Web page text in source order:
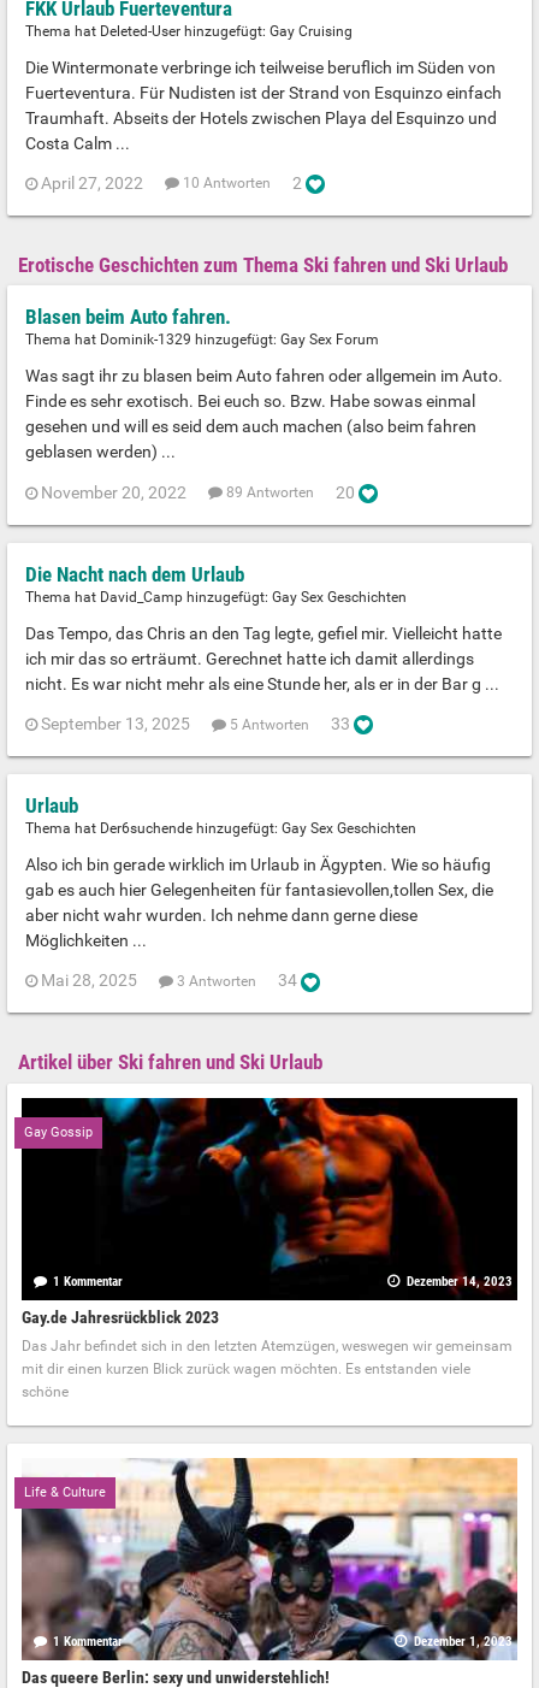
FKK Urlaub Fuerteventura
Thema hat Deleted-User hinzugefügt: Gay Cruising
Die Wintermonate verbringe ich teilweise beruflich im Süden von
Fuerteventura. Für Nudisten ist der Strand von Esquinzo einfach
Traumhaft. Abseits der Hotels zwischen Playa del Esquinzo und
Costa Calm ...
April 27, 2022 10 Antworten 2
Erotische Geschichten zum Thema Ski fahren und Ski Urlaub
Blasen beim Auto fahren.
Thema hat Dominik-1329 hinzugefügt: Gay Sex Forum
Was sagt ihr zu blasen beim Auto fahren oder allgemein im Auto.
Finde es sehr exotisch. Bei euch so. Bzw. Habe sowas einmal
gesehen und will es seid dem auch machen (also beim fahren
geblasen werden) ...
November 20, 2022 89 Antworten 20
Die Nacht nach dem Urlaub
Thema hat David_Camp hinzugefügt: Gay Sex Geschichten
Das Tempo, das Chris an den Tag legte, gefiel mir. Vielleicht hatte
ich mir das so erträumt. Gerechnet hatte ich damit allerdings
nicht. Es war nicht mehr als eine Stunde her, als er in der Bar g ...
September 13, 2025 5 Antworten 33
Urlaub
Thema hat Der6suchende hinzugefügt: Gay Sex Geschichten
Also ich bin gerade wirklich im Urlaub in Ägypten. Wie so häufig
gab es auch hier Gelegenheiten für fantasievollen,tollen Sex, die
aber nicht wahr wurden. Ich nehme dann gerne diese
Möglichkeiten ...
Mai 28, 2025 3 Antworten 34
Artikel über Ski fahren und Ski Urlaub
Gay Gossip
1 Kommentar Dezember 14, 2023
Gay.de Jahresrückblick 2023
Das Jahr befindet sich in den letzten Atemzügen, weswegen wir gemeinsam
mit dir einen kurzen Blick zurück wagen möchten. Es entstanden viele
schöne
Life & Culture
1 Kommentar Dezember 1, 2023
Das queere Berlin: sexy und unwiderstehlich!